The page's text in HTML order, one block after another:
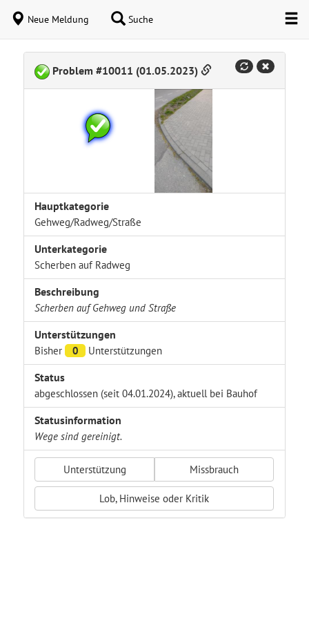
Neue Meldung Suche
Problem #10011 (01.05.2023)
Hauptkategorie
Gehweg/Radweg/Straße
Unterkategorie
Scherben auf Radweg
Beschreibung
Scherben auf Gehweg und Straße
Unterstützungen
Bisher 0 Unterstützungen
Status
abgeschlossen (seit 04.01.2024), aktuell bei Bauhof
Statusinformation
Wege sind gereinigt.
Unterstützung Missbrauch
Lob, Hinweise oder Kritik